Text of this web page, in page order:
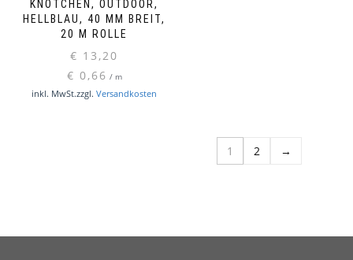
KNÖTCHEN, OUTDOOR,
HELLBLAU, 40 MM BREIT,
20 M ROLLE
€ 13,20
€ 0,66 / m
inkl. MwSt.zzgl. Versandkosten
1 2 →